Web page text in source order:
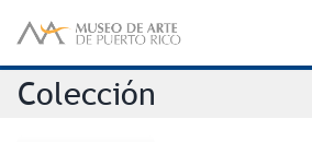
Colección